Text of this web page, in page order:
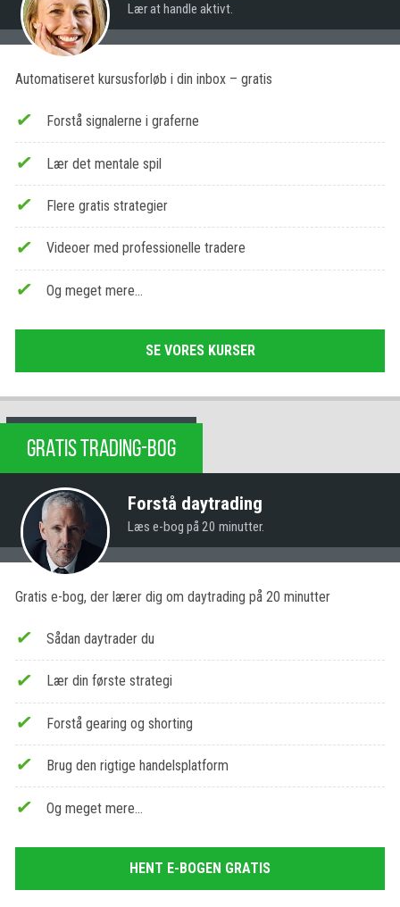
Lær at handle aktivt.
Automatiseret kursusforløb i din inbox – gratis
Forstå signalerne i graferne
Lær det mentale spil
Flere gratis strategier
Videoer med professionelle tradere
Og meget mere…
SE VORES KURSER
GRATIS TRADING-BOG
Forstå daytrading
Læs e-bog på 20 minutter.
Gratis e-bog, der lærer dig om daytrading på 20 minutter
Sådan daytrader du
Lær din første strategi
Forstå gearing og shorting
Brug den rigtige handelsplatform
Og meget mere…
HENT E-BOGEN GRATIS